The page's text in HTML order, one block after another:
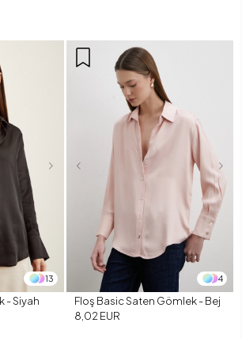
13
- Siyah
4
Floş Basic Saten Gömlek - Bej
8,02 EUR